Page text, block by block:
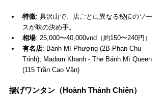
特徴: 具沢山で、店ごとに異なる秘伝のソー
スが味の決め手。
相場: 25,000〜40,000vnd（約150〜240円）
有名店: Bánh Mì Phượng (2B Phan Chu
Trinh), Madam Khanh - The Bánh Mì Queen
(115 Trần Cao Vân)
揚げワンタン（Hoành Thánh Chiên）